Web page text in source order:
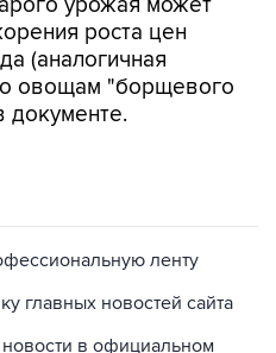
роста цен
(аналогичная
овощам "борщевого
документе.
ленту
главных новостей сайта
в официальном